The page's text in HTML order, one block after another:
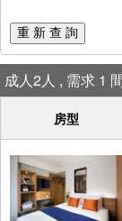
重 新 查 詢
成人2人 , 需求 1
房型